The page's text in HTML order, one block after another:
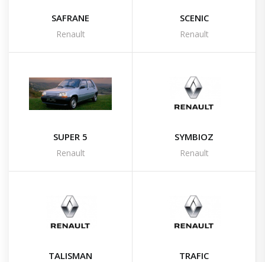
SAFRANE
Renault
SCENIC
Renault
SUPER 5
Renault
SYMBIOZ
Renault
TALISMAN TRAFIC